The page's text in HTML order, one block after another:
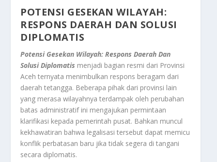
POTENSI GESEKAN WILAYAH:
RESPONS DAERAH DAN SOLUSI
DIPLOMATIS
Potensi Gesekan Wilayah: Respons Daerah Dan
Solusi Diplomatis menjadi bagian resmi dari Provinsi
Aceh ternyata menimbulkan respons beragam dari
daerah tetangga. Beberapa pihak dari provinsi lain
yang merasa wilayahnya terdampak oleh perubahan
batas administratif ini mengajukan permintaan
klarifikasi kepada pemerintah pusat. Bahkan muncul
kekhawatiran bahwa legalisasi tersebut dapat memicu
konflik perbatasan baru jika tidak segera di tangani
secara diplomatis.